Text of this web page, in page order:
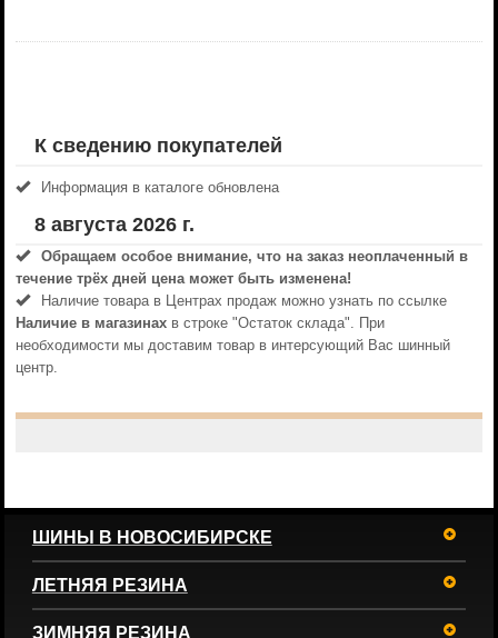
К сведению покупателей
Информация в каталоге обновлена
8 августа 2026 г.
Обращаем особое внимание, что на заказ неоплаченный в
течениe трёх дней цена может быть изменена!
Наличие товара в Центрах продаж можно узнать по ссылке
Наличие в магазинахв строке "Остаток склада". При
необходимости мы доставим товар в интерсующий Вас шинный
центр.
ШИНЫ В НОВОСИБИРСКЕ
ЛЕТНЯЯ РЕЗИНА
ЗИМНЯЯ РЕЗИНА